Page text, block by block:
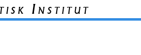
Institut